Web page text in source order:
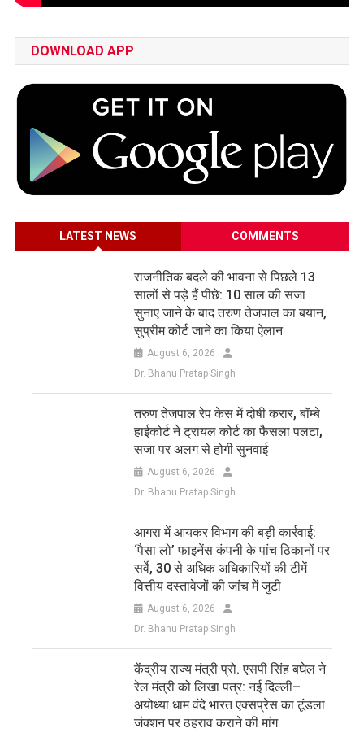
DOWNLOAD APP
LATEST NEWS COMMENTS
राजनीतिक बदले की भावना से पिछले 13
सालों से पड़े हैं पीछे: 10 साल की सजा
सुनाए जाने के बाद तरुण तेजपाल का बयान,
सुप्रीम कोर्ट जाने का किया ऐलान
August 6, 2026
Dr. Bhanu Pratap Singh
तरुण तेजपाल रेप केस में दोषी करार, बॉम्बे
हाईकोर्ट ने ट्रायल कोर्ट का फैसला पलटा,
सजा पर अलग से होगी सुनवाई
August 6, 2026
Dr. Bhanu Pratap Singh
आगरा में आयकर विभाग की बड़ी कार्रवाई:
‘पैसा लो’ फाइनेंस कंपनी के पांच ठिकानों पर
सर्वे, 30 से अधिक अधिकारियों की टीमें
वित्तीय दस्तावेजों की जांच में जुटी
August 6, 2026
Dr. Bhanu Pratap Singh
केंद्रीय राज्य मंत्री प्रो. एसपी सिंह बघेल ने
रेल मंत्री को लिखा पत्र: नई दिल्ली–
अयोध्या धाम वंदे भारत एक्सप्रेस का टूंडला
जंक्शन पर ठहराव कराने की मांग